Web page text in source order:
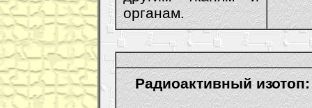
органам.
Радиоактивный